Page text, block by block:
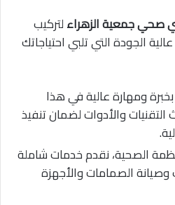
صحي جمعية الزهراءلتركيب
الجودة التي تلبي احتياجاتك
ومهارة عالية في هذا
والأدوات لضمان تنفيذ
الصحية، نقدم خدمات شاملة
وصيانة الصمامات والأجهزة